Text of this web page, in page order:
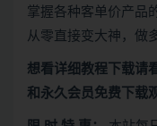
掌握各种客单价产品
从零直接变大神，做
想看详细教程下载请
和永久会员免费下载